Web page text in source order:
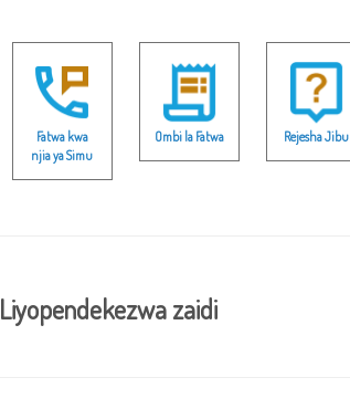
Fatwa kwa
njia ya Simu
Ombi la Fatwa Rejesha Jibu
Liyopendekezwa zaidi